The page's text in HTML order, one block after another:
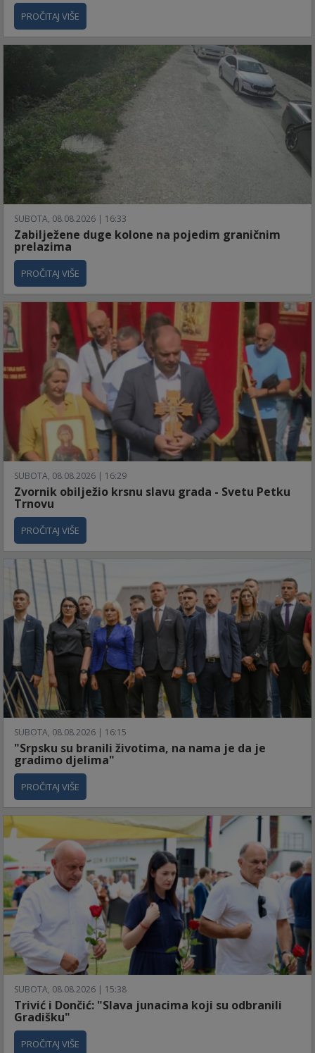
PROČITAJ VIŠE
SUBOTA, 08.08.2026 | 16:33
Zabilježene duge kolone na pojedim graničnim
prelazima
PROČITAJ VIŠE
SUBOTA, 08.08.2026 | 16:29
Zvornik obilježio krsnu slavu grada - Svetu Petku
Trnovu
PROČITAJ VIŠE
SUBOTA, 08.08.2026 | 16:15
"Srpsku su branili životima, na nama je da je
gradimo djelima"
PROČITAJ VIŠE
SUBOTA, 08.08.2026 | 15:38
Trivić i Dončić: "Slava junacima koji su odbranili
Gradišku"
PROČITAJ VIŠE